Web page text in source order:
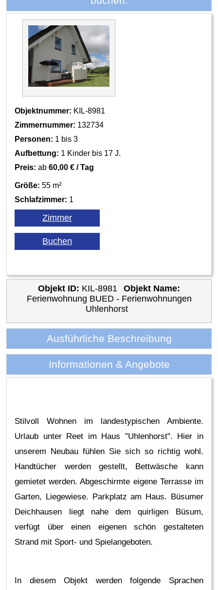
Objektnummer: KIL-8981
Zimmernummer: 132734
Personen: 1 bis 3
Aufbettung: 1 Kinder bis 17 J.
Preis: ab60,00 € / Tag
Größe: 55 m²
Schlafzimmer: 1
Objekt ID: KIL-8981
Objekt Name:
Ferienwohnung BUED - Ferienwohnungen
Uhlenhorst
Ausführliche Beschreibung
Informationen & Angebote
Stilvoll Wohnen im landestypischen Ambiente.
Urlaub unter Reet im Haus "Uhlenhorst". Hier in
unserem Neubau fühlen Sie sich so richtig wohl.
Handtücher werden gestellt, Bettwäsche kann
gemietet werden. Abgeschirmte eigene Terrasse im
Garten, Liegewiese. Parkplatz am Haus. Büsumer
Deichhausen liegt nahe dem quirligen Büsum,
verfügt über einen eigenen schön gestalteten
Strand mit Sport- und Spielangeboten.
In diesem Objekt werden folgende Sprachen